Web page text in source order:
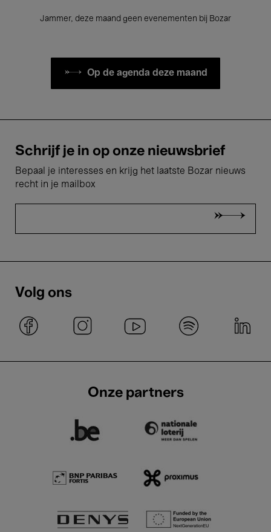
Jammer, deze maand geen evenementen bij Bozar
Op de agenda deze maand
Schrijf je in op onze nieuwsbrief
Bepaal je interesses en krijg het laatste Bozar nieuws
recht in je mailbox
Volg ons
Onze partners